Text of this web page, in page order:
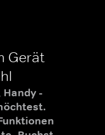
Gerät
-